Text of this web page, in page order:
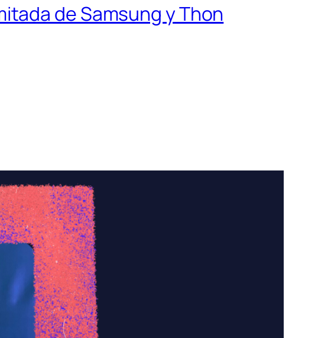
de Samsung y Thon